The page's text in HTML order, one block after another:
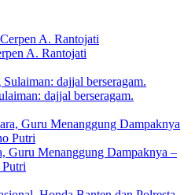
A. Rantojati
dajjal berseragam.
Guru Menanggung Dampaknya –